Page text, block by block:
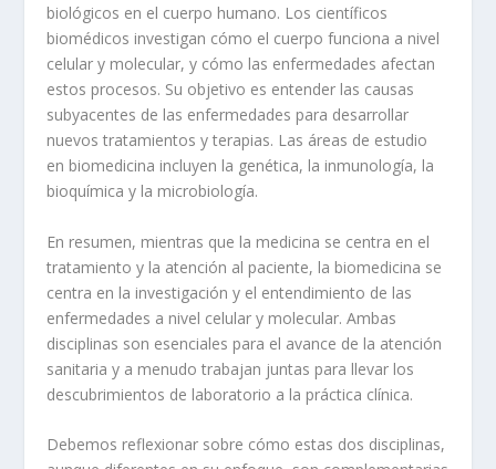
biológicos en el cuerpo humano. Los científicos
biomédicos investigan cómo el cuerpo funciona a nivel
celular y molecular, y cómo las enfermedades afectan
estos procesos. Su objetivo es entender las causas
subyacentes de las enfermedades para desarrollar
nuevos tratamientos y terapias. Las áreas de estudio
en biomedicina incluyen la genética, la inmunología, la
bioquímica y la microbiología.
En resumen, mientras que la medicina se centra en el
tratamiento y la atención al paciente, la biomedicina se
centra en la investigación y el entendimiento de las
enfermedades a nivel celular y molecular. Ambas
disciplinas son esenciales para el avance de la atención
sanitaria y a menudo trabajan juntas para llevar los
descubrimientos de laboratorio a la práctica clínica.
Debemos reflexionar sobre cómo estas dos disciplinas,